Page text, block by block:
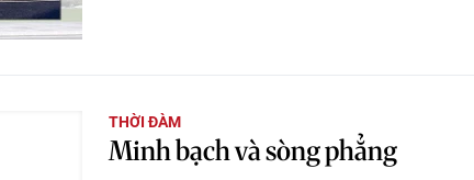
THỜI ĐÀM
Minh bạch và sòng phẳng